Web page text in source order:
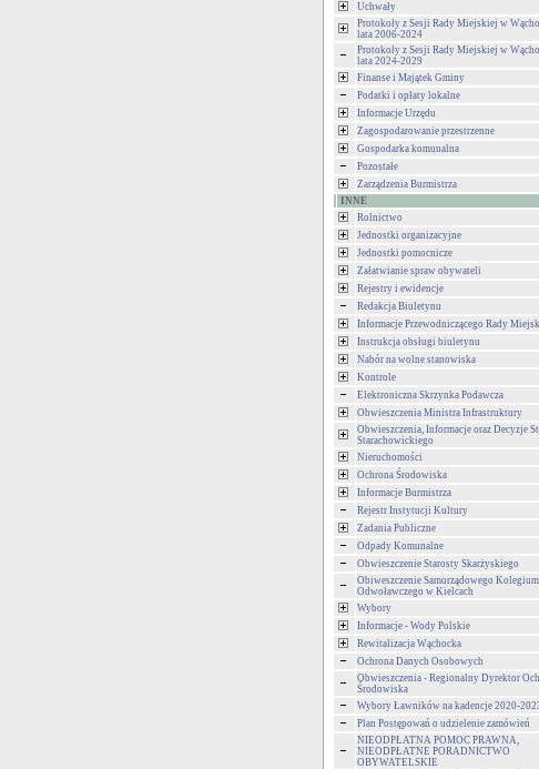
Uchwały
Protokoły z Sesji Rady Miejskiej w
lata 2006-2024
Protokoły z Sesji Rady Miejskiej w
lata 2024-2029
Finanse i Majątek Gminy
Podatki i opłaty lokalne
Informacje Urzędu
Zagospodarowanie przestrzenne
Gospodarka komunalna
Pozostałe
Zarządzenia Burmistrza
INNE
Rolnictwo
Jednostki organizacyjne
Jednostki pomocnicze
Załatwianie spraw obywateli
Rejestry i ewidencje
Redakcja Biuletynu
Informacje Przewodniczącego Rady
Instrukcja obsługi biuletynu
Nabór na wolne stanowiska
Kontrole
Elektroniczna Skrzynka Podawcza
Obwieszczenia Ministra Infrastruktury
Obwieszczenia, Informacje oraz Decyzje
Starachowickiego
Nieruchomości
Ochrona Środowiska
Informacje Burmistrza
Rejestr Instytucji Kultury
Zadania Publiczne
Odpady Komunalne
Obwieszczenie Starosty Skarżyskiego
Obiweszczenie Samorządowego Kolegium
Odwoławczego w Kielcach
Wybory
Informacje - Wody Polskie
Rewitalizacja Wąchocka
Ochrona Danych Osobowych
Obwieszczenia - Regionalny Dyrektor
Środowiska
Wybory Ławników na kadencje 2020-
Plan Postępowań o udzielenie zamówień
NIEODPŁATNA POMOC PRAWNA,
NIEODPŁATNE PORADNICTWO
OBYWATELSKIE